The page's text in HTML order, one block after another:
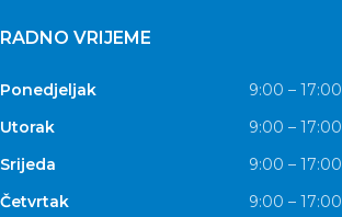
RADNO VRIJEME
Ponedjeljak
9:00 – 17:00
Utorak
9:00 – 17:00
Srijeda
9:00 – 17:00
Četvrtak
9:00 – 17:00